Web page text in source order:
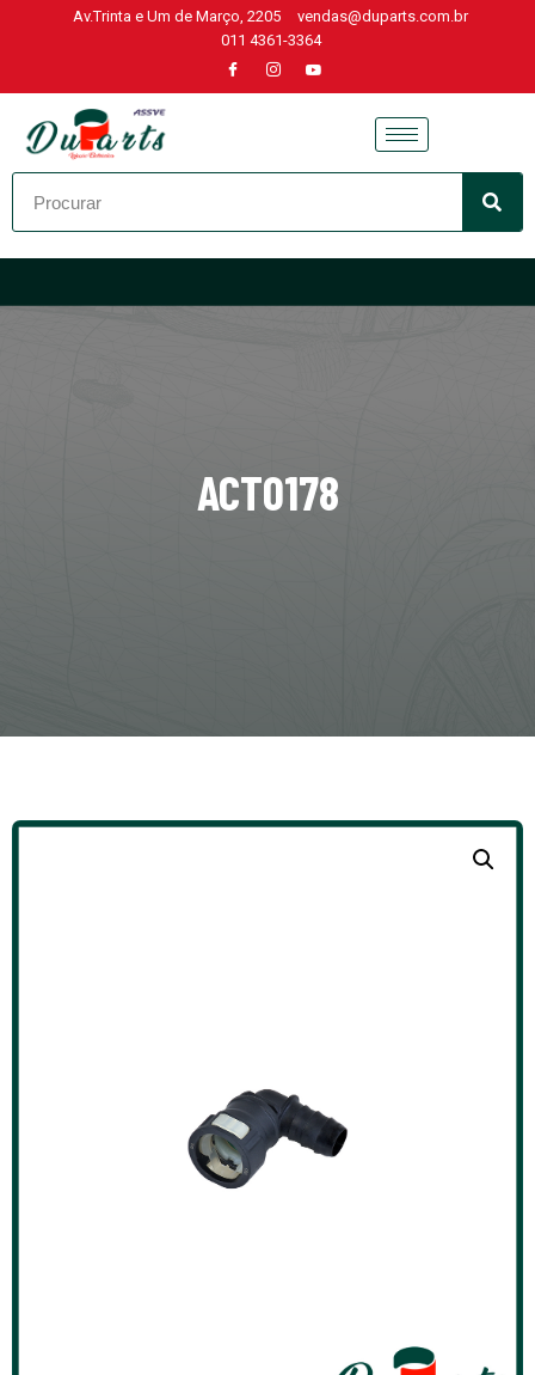
to
content
Av.Trinta e Um de Março, 2205
vendas@duparts.com.br
011 4361-3364
ACT0178